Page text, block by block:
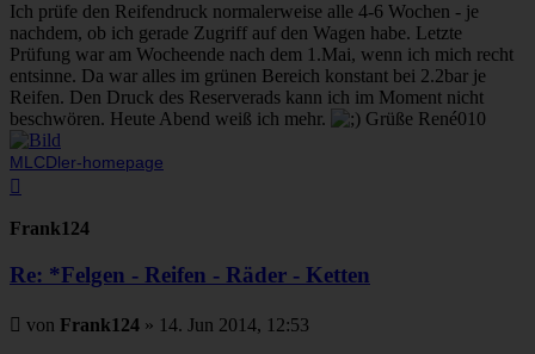
Ich prüfe den Reifendruck normalerweise alle 4-6 Wochen - je
nachdem, ob ich gerade Zugriff auf den Wagen habe. Letzte
Prüfung war am Wocheende nach dem 1.Mai, wenn ich mich recht
entsinne. Da war alles im grünen Bereich konstant bei 2.2bar je
Reifen. Den Druck des Reserverads kann ich im Moment nicht
beschwören. Heute Abend weiß ich mehr.
Grüße René010
MLCDler-homepage
Frank124
Re: *Felgen - Reifen - Räder - Ketten
Beitrag
von Frank124 » 14. Jun 2014, 12:53